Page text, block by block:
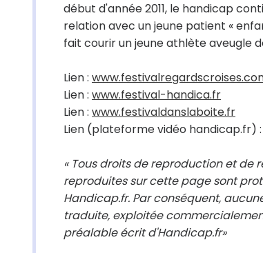
début d'année 2011, le handicap
relation avec un jeune patient «
fait courir un jeune athlète aveugle
Lien :
Lien : www.festival-handica.fr
Lien : www.festivaldanslaboite.fr
Lien (plateforme vidéo handicap.fr) :
« Tous droits de reproduction et de
reproduites sur cette page sont
Handicap.fr. Par conséquent,
traduite, exploitée
préalable écrit d'Handicap.fr»